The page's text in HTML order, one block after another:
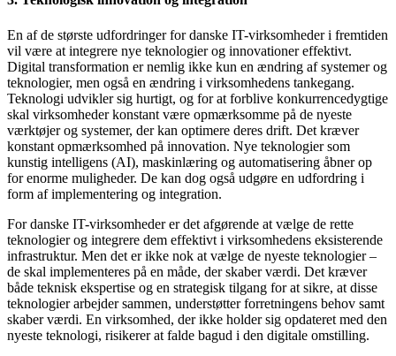
En af de største udfordringer for danske IT-virksomheder i fremtiden
vil være at integrere nye teknologier og innovationer effektivt.
Digital transformation er nemlig ikke kun en ændring af systemer og
teknologier, men også en ændring i virksomhedens tankegang.
Teknologi udvikler sig hurtigt, og for at forblive konkurrencedygtige
skal virksomheder konstant være opmærksomme på de nyeste
værktøjer og systemer, der kan optimere deres drift. Det kræver
konstant opmærksomhed på innovation. Nye teknologier som
kunstig intelligens (AI), maskinlæring og automatisering åbner op
for enorme muligheder. De kan dog også udgøre en udfordring i
form af implementering og integration.
For danske IT-virksomheder er det afgørende at vælge de rette
teknologier og integrere dem effektivt i virksomhedens eksisterende
infrastruktur. Men det er ikke nok at vælge de nyeste teknologier –
de skal implementeres på en måde, der skaber værdi. Det kræver
både teknisk ekspertise og en strategisk tilgang for at sikre, at disse
teknologier arbejder sammen, understøtter forretningens behov samt
skaber værdi. En virksomhed, der ikke holder sig opdateret med den
nyeste teknologi, risikerer at falde bagud i den digitale omstilling.